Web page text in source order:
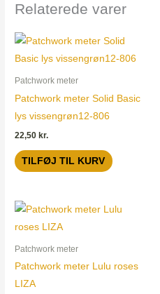
Relaterede varer
Patchwork meter
Patchwork meter Solid Basic
lys vissengrøn12-806
22,50 kr.
TILFØJ TIL KURV
Patchwork meter
Patchwork meter Lulu roses
LIZA